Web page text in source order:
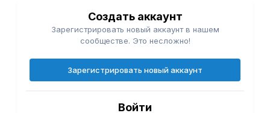
Создать аккаунт
Зарегистрировать новый аккаунт в нашем
сообществе. Это несложно!
Зарегистрировать новый аккаунт
Войти